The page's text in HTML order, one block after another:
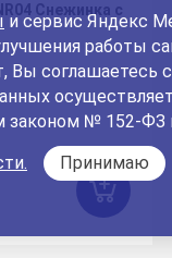
Снежинка с
и сервис Яндекс
работы
Вы соглашаетесь
законом № 152-ФЗ
Принимаю